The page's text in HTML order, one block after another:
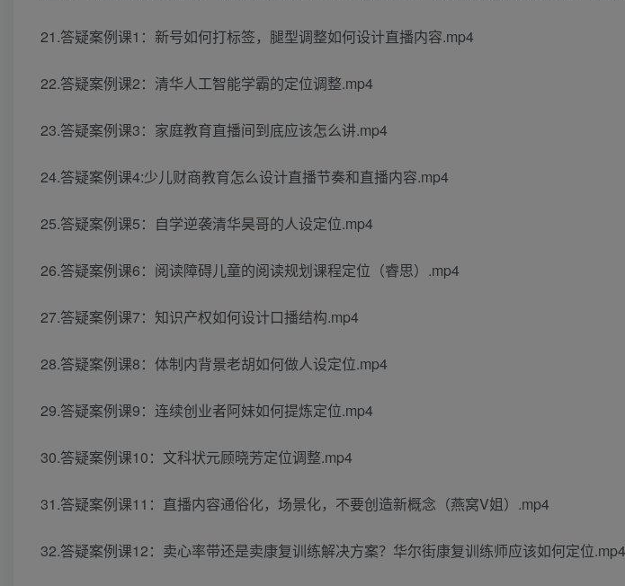
21.答疑案例课1：新号如何打标签，腿型调整如何设计直播内容.mp4
22.答疑案例课2：清华人工智能学霸的定位调整.mp4
23.答疑案例课3：家庭教育直播间到底应该怎么讲.mp4
24.答疑案例课4:少儿财商教育怎么设计直播节奏和直播内容.mp4
25.答疑案例课5：自学逆袭清华昊哥的人设定位.mp4
26.答疑案例课6：阅读障碍儿童的阅读规划课程定位（睿思）.mp4
27.答疑案例课7：知识产权如何设计口播结构.mp4
28.答疑案例课8：体制内背景老胡如何做人设定位.mp4
29.答疑案例课9：连续创业者阿妹如何提炼定位.mp4
30.答疑案例课10：文科状元顾晓芳定位调整.mp4
31.答疑案例课11：直播内容通俗化，场景化，不要创造新概念（燕窝V姐）.mp4
32.答疑案例课12：卖心率带还是卖康复训练解决方案？华尔街康复训练师应该如何定位.mp4